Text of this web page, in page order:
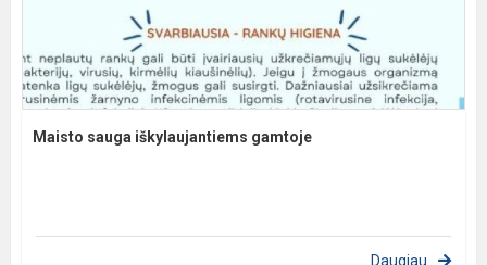
Maisto sauga iškylaujantiems gamtoje
Daugiau